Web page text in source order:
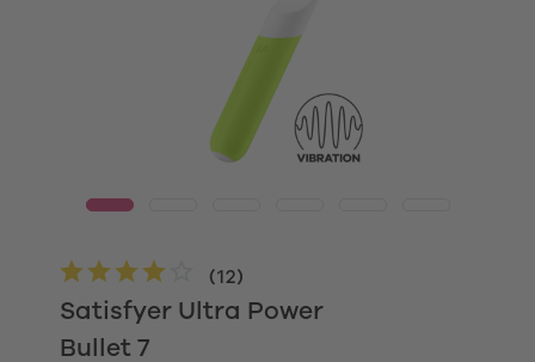
Satisfyer Ultra Power
Bullet 7
(12)